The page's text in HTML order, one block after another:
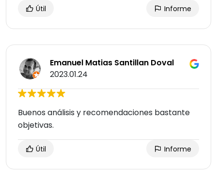
Útil Informe
Emanuel Matias Santillan Doval
2023.01.24
Buenos análisis y recomendaciones bastante
objetivas.
Útil Informe